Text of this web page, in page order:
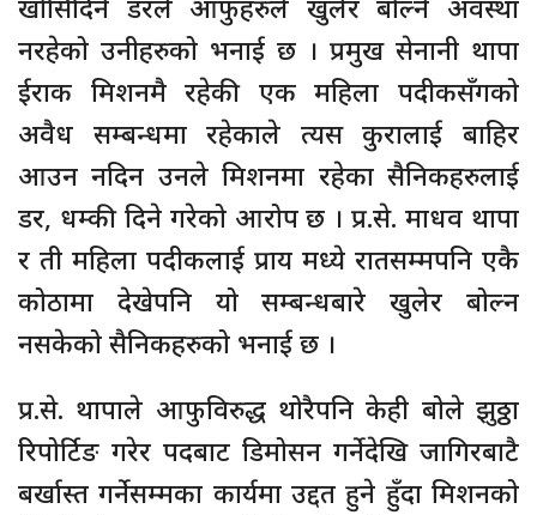
खोसिदिने डरले आफुहरुले खुलेर बोल्ने अवस्था
नरहेको उनीहरुको भनाई छ । प्रमुख सेनानी थापा
ईराक मिशनमै रहेकी एक महिला पदीकसँगको
अवैध सम्बन्धमा रहेकाले त्यस कुरालाई बाहिर
आउन नदिन उनले मिशनमा रहेका सैनिकहरुलाई
डर, धम्की दिने गरेको आरोप छ । प्र.से. माधव थापा
र ती महिला पदीकलाई प्राय मध्ये रातसम्मपनि एकै
कोठामा देखेपनि यो सम्बन्धबारे खुलेर बोल्न
नसकेको सैनिकहरुको भनाई छ ।
प्र.से. थापाले आफुविरुद्ध थोरैपनि केही बोले झुठ्ठा
रिपोर्टिङ गरेर पदबाट डिमोसन गर्नेदेखि जागिरबाटै
बर्खास्त गर्नेसम्मका कार्यमा उद्दत हुने हुँदा मिशनको